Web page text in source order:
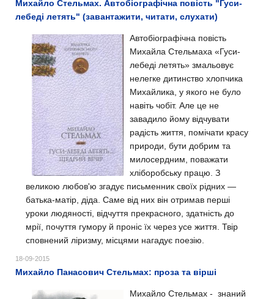
Михайло Стельмах. Автобіографічна повість "Гуси-
лебеді летять" (завантажити, читати, слухати)
Автобіографічна повість
Михайла Стельмаха «Гуси-
лебеді летять» змальовує
нелегке дитинство хлопчика
Михайлика, у якого не було
навіть чобіт. Але це не
завадило йому відчувати
радість життя, помічати красу
природи, бути добрим та
милосердним, поважати
хліборобську працю. З
великою любов'ю згадує письменник своїх рідних —
батька-матір, діда. Саме від них він отримав перші
уроки людяності, відчуття прекрасного, здатність до
мрії, почуття гумору й проніс їх через усе життя. Твір
сповнений ліризму, місцями нагадує поезію.
18-09-2015
Михайло Панасович Стельмах: проза та вірші
Михайло Стельмах - знаний